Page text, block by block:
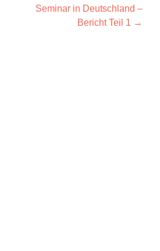
Seminar in Deutschland –
Bericht Teil 1 →